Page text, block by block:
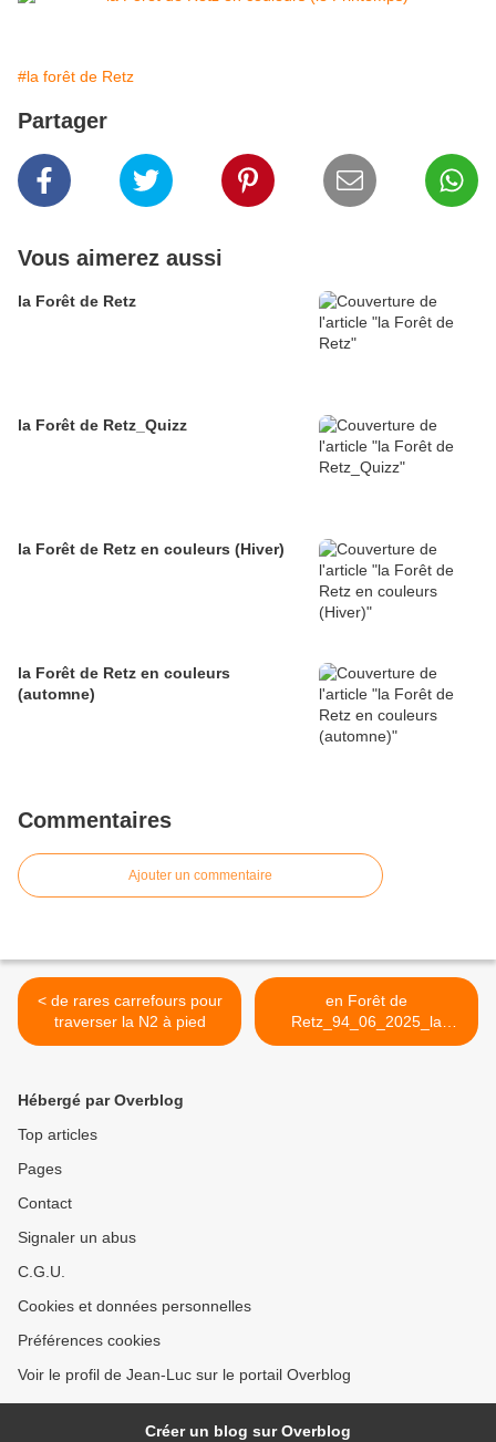
#la forêt de Retz
Partager
Vous aimerez aussi
la Forêt de Retz
la Forêt de Retz_Quizz
la Forêt de Retz en couleurs (Hiver)
la Forêt de Retz en couleurs
(automne)
Commentaires
Ajouter un commentaire
< de rares carrefours pour
traverser la N2 à pied
en Forêt de
Retz_94_06_2025_la
Promenade de la Ramée_le
Hébergé par Overblog
Top articles
Pages
Contact
Signaler un abus
C.G.U.
Cookies et données personnelles
Préférences cookies
Voir le profil de Jean-Luc sur le portail Overblog
Créer un blog sur Overblog